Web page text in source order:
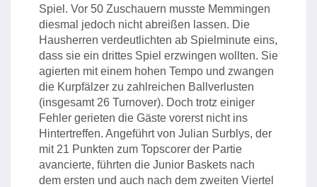
Spiel. Vor 50 Zuschauern musste Memmingen
diesmal jedoch nicht abreißen lassen. Die
Hausherren verdeutlichten ab Spielminute eins,
dass sie ein drittes Spiel erzwingen wollten. Sie
agierten mit einem hohen Tempo und zwangen
die Kurpfälzer zu zahlreichen Ballverlusten
(insgesamt 26 Turnover). Doch trotz einiger
Fehler gerieten die Gäste vorerst nicht ins
Hintertreffen. Angeführt von Julian Surblys, der
mit 21 Punkten zum Topscorer der Partie
avancierte, führten die Junior Baskets nach
dem ersten und auch nach dem zweiten Viertel